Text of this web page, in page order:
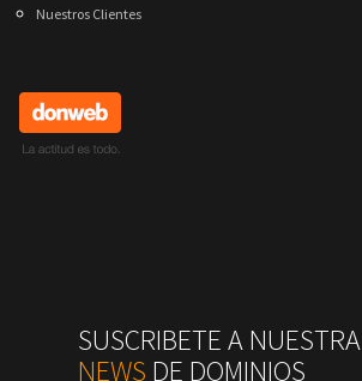
Nuestros Clientes
SUSCRIBETE A NUESTRA
NEWS DE DOMINIOS